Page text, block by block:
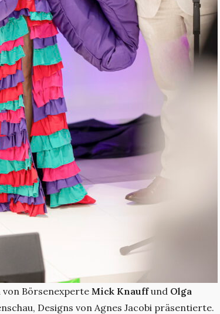
Börsenexperte Mick Knauffund Olga
Designs von Agnes Jacobi präsentierte.